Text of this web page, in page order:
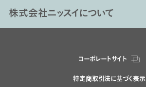
株式会社ニッスイについて
コーポレートサイト
特定商取引法に基づく表示